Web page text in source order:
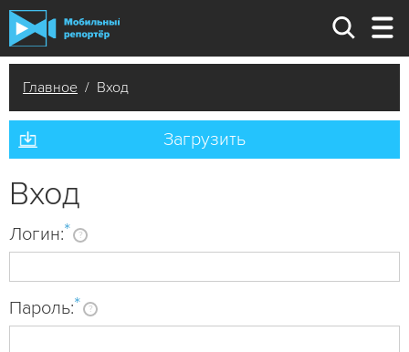
Главное / Вход
Загрузить
Вход
Логин:* ?
Пароль:* ?